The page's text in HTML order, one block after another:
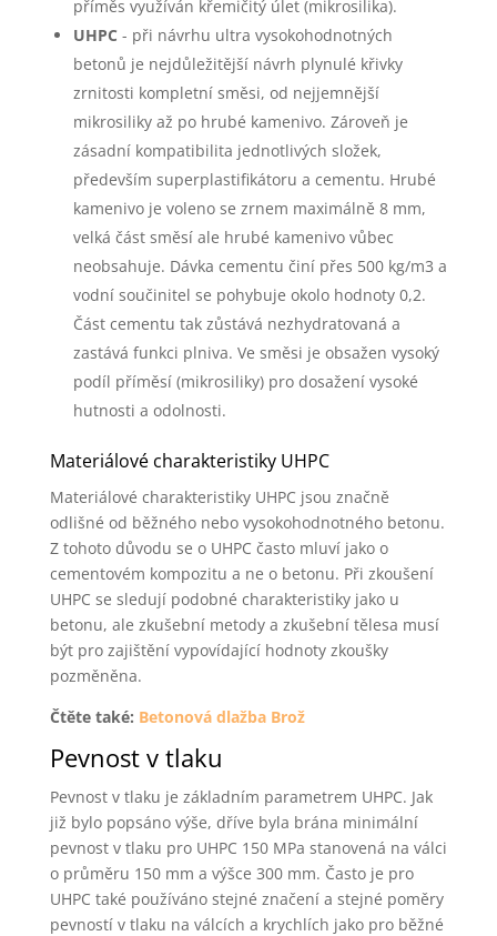
příměs využíván křemičitý úlet (mikrosilika).
UHPC - při návrhu ultra vysokohodnotných
betonů je nejdůležitější návrh plynulé křivky
zrnitosti kompletní směsi, od nejjemnější
mikrosiliky až po hrubé kamenivo. Zároveň je
zásadní kompatibilita jednotlivých složek,
především superplastifikátoru a cementu. Hrubé
kamenivo je voleno se zrnem maximálně 8 mm,
velká část směsí ale hrubé kamenivo vůbec
neobsahuje. Dávka cementu činí přes 500 kg/m3 a
vodní součinitel se pohybuje okolo hodnoty 0,2.
Část cementu tak zůstává nezhydratovaná a
zastává funkci plniva. Ve směsi je obsažen vysoký
podíl příměsí (mikrosiliky) pro dosažení vysoké
hutnosti a odolnosti.
Materiálové charakteristiky UHPC
Materiálové charakteristiky UHPC jsou značně
odlišné od běžného nebo vysokohodnotného betonu.
Z tohoto důvodu se o UHPC často mluví jako o
cementovém kompozitu a ne o betonu. Při zkoušení
UHPC se sledují podobné charakteristiky jako u
betonu, ale zkušební metody a zkušební tělesa musí
být pro zajištění vypovídající hodnoty zkoušky
pozměněna.
Čtěte také: Betonová dlažba Brož
Pevnost v tlaku
Pevnost v tlaku je základním parametrem UHPC. Jak
již bylo popsáno výše, dříve byla brána minimální
pevnost v tlaku pro UHPC 150 MPa stanovená na válci
o průměru 150 mm a výšce 300 mm. Často je pro
UHPC také používáno stejné značení a stejné poměry
pevností v tlaku na válcích a krychlích jako pro běžné